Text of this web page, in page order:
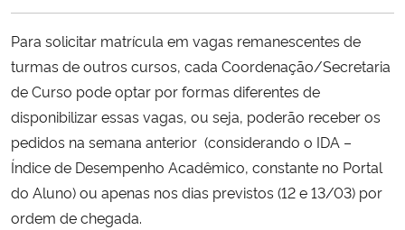
Ministério da Cidadania
Ministério da Saúde
Ministério de Minas e Energia
Ministério da Ciência, Tecnologia, Inovações e Comunicações
Ministério do Meio Ambiente
Para solicitar matrícula em vagas remanescentes de
turmas de outros cursos, cada Coordenação/Secretaria
de Curso pode optar por formas diferentes de
disponibilizar essas vagas, ou seja, poderão receber os
pedidos na semana anterior (considerando o IDA –
Índice de Desempenho Acadêmico, constante no Portal
do Aluno) ou apenas nos dias previstos (12 e 13/03) por
ordem de chegada.